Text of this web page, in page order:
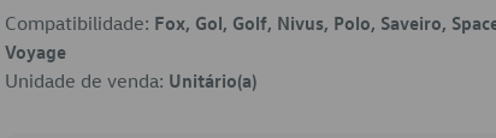
Compatibilidade: Fox, Gol, Golf, Nivus, Polo, Saveiro,
Voyage
Unidade de venda: Unitário(a)